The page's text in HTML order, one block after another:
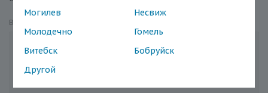
Могилев
Несвиж
Молодечно
Гомель
Витебск
Бобруйск
Другой
Вопрос